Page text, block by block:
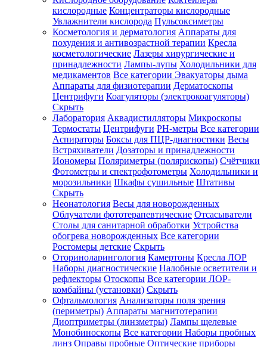
Зарегистрироваться
Зачем
регистрироваться?
Все
покупки
одном
месте
Личный
менеджер
Отслеживание
статуса
заказа
кислородные Концентраторы кислородные
Увлажнители кислорода Пульсоксиметры
Косметология и дерматология Аппараты для
похудения и антивозрастной терапии Кресла
косметологические Лазеры хирургические и
принадлежности Лампы-лупы Холодильники для
медикаментов Все категории Эвакуаторы дыма
Аппараты для физиотерапии Дерматоскопы
Центрифуги Коагуляторы (электрокоагуляторы)
Скрыть
Лаборатория Аквадистилляторы Микроскопы
Термостаты Центрифуги PH-метры Все категории
Аспираторы Боксы для ПЦР-диагностики Весы
Встряхиватели Дозаторы и принадлежности
Иономеры Поляриметры (полярископы) Счётчики
Фотометры и спектрофотометры Холодильники и
морозильники Шкафы сушильные Штативы
Скрыть
Неонатология Весы для новорожденных
Облучатели фототерапевтические Отсасыватели
Столы для санитарной обработки Устройства
обогрева новорожденных Все категории
Ростомеры детские Скрыть
Оториноларингология Камертоны Кресла ЛОР
Наборы диагностические Налобные осветители и
рефлекторы Отоскопы Все категории ЛОР-
комбайны (установки) Скрыть
Офтальмология Анализаторы поля зрения
(периметры) Аппараты магнитотерапии
Диоптриметры (линзметры) Лампы щелевые
Монобиноскопы Все категории Наборы пробных
линз Оправы пробные Оптические приборы